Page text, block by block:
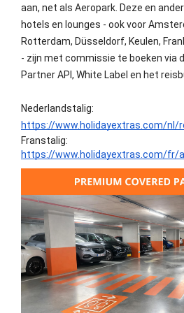
aan, net als Aeropark. Deze en
hotels en lounges - ook voor
Rotterdam, Düsseldorf, Keulen,
- zijn met commissie te boeken via
Partner API, White Label en het
https://www.holidayextras.com/nl/
https://www.holidayextras.com/fr/